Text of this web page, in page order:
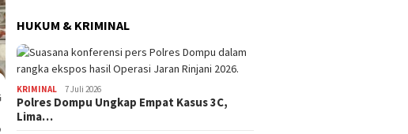
Kota Bima Catat Inflasi 4,06
Persen pada Juli 2026, Lebih
Tinggi dari Sumbawa
Dana BTT NTB Rp484 Miliar
tak Muncul dalam LHP BPK,
HUKUM & KRIMINAL
KRIMINAL 7 Juli 2026
Polres Dompu Ungkap Empat Kasus 3C,
Lima…